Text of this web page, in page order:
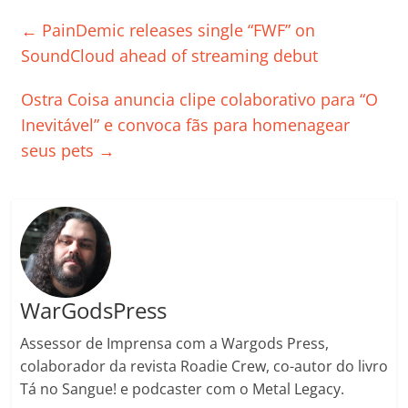
e
b
o
k
er l s
A
p
e
dI
gl
e
Cl
a
ss
y
Li
k
p
ar
h
ar
← PainDemic releases single “FWF” on
SoundCloud ahead of streaming debut
Ostra Coisa anuncia clipe colaborativo para “O
Inevitável” e convoca fãs para homenagear
seus pets →
WarGodsPress
Assessor de Imprensa com a Wargods Press,
colaborador da revista Roadie Crew, co-autor do livro
Tá no Sangue! e podcaster com o Metal Legacy.